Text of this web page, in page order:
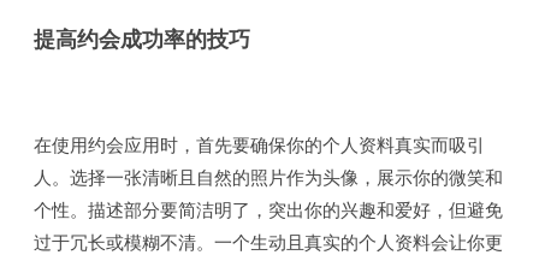
提高约会成功率的技巧
在使用约会应用时，首先要确保你的个人资料真实而吸引
人。选择一张清晰且自然的照片作为头像，展示你的微笑和
个性。描述部分要简洁明了，突出你的兴趣和爱好，但避免
过于冗长或模糊不清。一个生动且真实的个人资料会让你更